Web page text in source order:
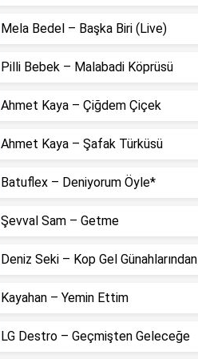
Mela Bedel – Başka Biri (Live)
Pilli Bebek – Malabadi Köprüsü
Ahmet Kaya – Çiğdem Çiçek
Ahmet Kaya – Şafak Türküsü
Batuflex – Deniyorum Öyle*
Şevval Sam – Getme
Deniz Seki – Kop Gel Günahlarından
Kayahan – Yemin Ettim
LG Destro – Geçmişten Geleceğe